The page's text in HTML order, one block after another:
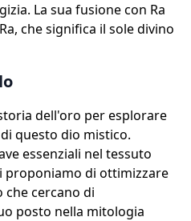
La sua fusione con Ra
che significa il sole divino
dell'oro per esplorare
questo dio mistico.
essenziali nel tessuto
proponiamo di ottimizzare
cercano di
posto nella mitologia